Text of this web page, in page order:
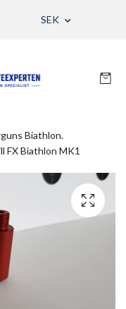
SEK
Biathlon.
FX Biathlon MK1